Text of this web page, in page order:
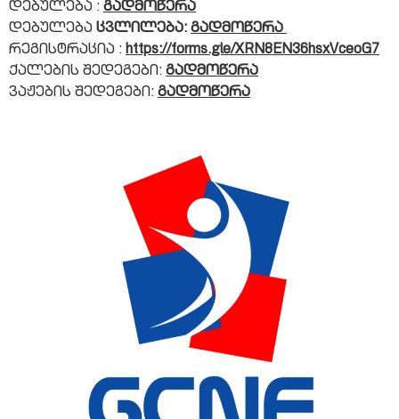
დებულება : გადმოწერა
დებულება ცვლილება: გადმოწერა
რეგისტრაცია : https://forms.gle/XRN8EN36hsxVceoG7
ქალების შედეგები: გადმოწერა
ვაჟების შედეგები: გადმოწერა